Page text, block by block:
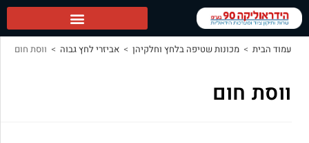
עמוד הבית > מכונות שטיפה בלחץ וחלקיהן > אביזרי לחץ גבוה > ווסת חום
ווסת חום